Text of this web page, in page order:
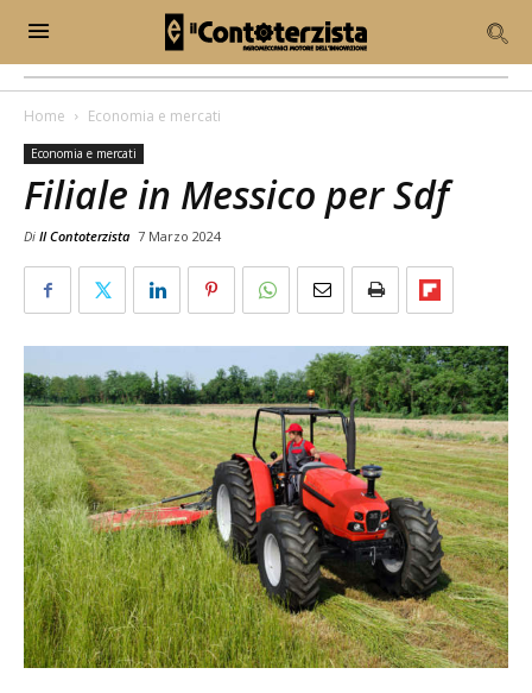
Home Economia e mercati
Economia e mercati
Filiale in Messico per Sdf
Di Il Contoterzista 7 Marzo 2024